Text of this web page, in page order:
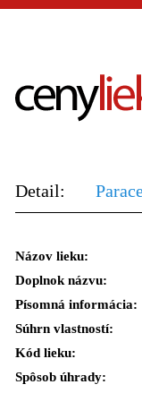
Detail:
Názov lieku:
Doplnok názvu:
Písomná informácia:
Súhrn vlastností:
Kód lieku:
Spôsob úhrady: